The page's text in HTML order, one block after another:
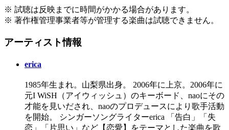
※ 試聴は反映までに時間がかかる場合があります。
※ 著作権管理事業者等が管理する楽曲は試聴できません。
アーティスト情報
erica
1985年生まれ。山梨県出身。 2006年に上京。2006年に
元I WiSH（アイウィッシュ）のキーボード、naoにその
才能を見いだされ、naoのプロデュースにより歌手活動
を開始。 シンガーソングライターerica 「告白」「失
恋」「片思い」など【恋愛】をテーマとした楽曲を歌